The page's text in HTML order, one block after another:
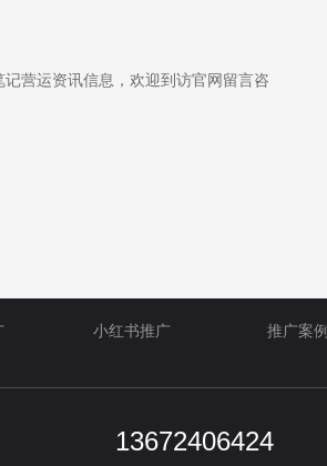
营运资讯信息，欢迎到访官网留言咨
小红书推广 推广案例
13672406424